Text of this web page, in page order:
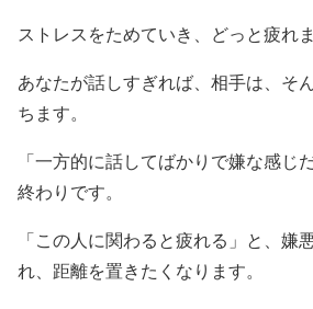
ストレスをためていき、どっと疲れま
あなたが話しすぎれば、相手は、そ
ちます。
「一方的に話してばかりで嫌な感じ
終わりです。
「この人に関わると疲れる」と、嫌
れ、距離を置きたくなります。